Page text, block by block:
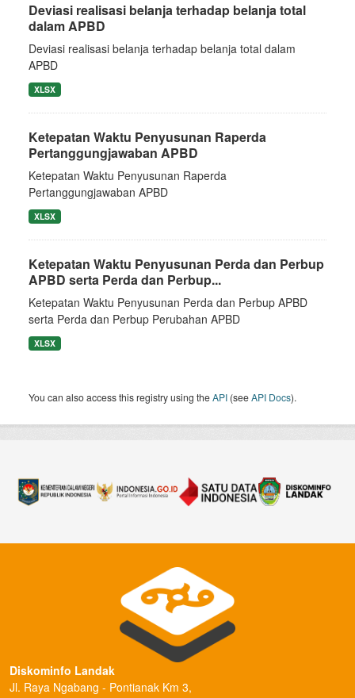
Deviasi realisasi belanja terhadap belanja total
dalam APBD
Deviasi realisasi belanja terhadap belanja total dalam
APBD
XLSX
Ketepatan Waktu Penyusunan Raperda
Pertanggungjawaban APBD
Ketepatan Waktu Penyusunan Raperda
Pertanggungjawaban APBD
XLSX
Ketepatan Waktu Penyusunan Perda dan Perbup
APBD serta Perda dan Perbup...
Ketepatan Waktu Penyusunan Perda dan Perbup APBD
serta Perda dan Perbup Perubahan APBD
XLSX
You can also access this registry using theAPI (seeAPI Docs).
Diskominfo Landak
Jl. Raya Ngabang - Pontianak Km 3,